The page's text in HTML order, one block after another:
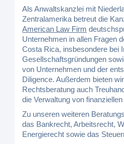
Als Anwaltskanzlei mit
Zentralamerika betreut die
American Law Firm
Unternehmen in allen Fragen
Costa Rica, insbesondere bei
Gesellschaftsgründungen
von Unternehmen und der
Diligence. Außerdem bieten
Rechtsberatung auch
die Verwaltung von
Zu unseren weiteren
das Bankrecht, Arbeitsrecht,
Energierecht sowie das